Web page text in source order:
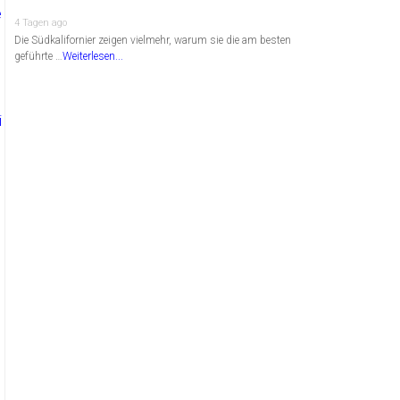
4 Tagen ago
Die Südkalifornier zeigen vielmehr, warum sie die am besten
geführte …Weiterlesen...